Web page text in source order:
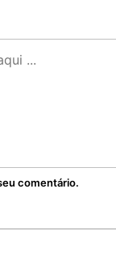
comentário.